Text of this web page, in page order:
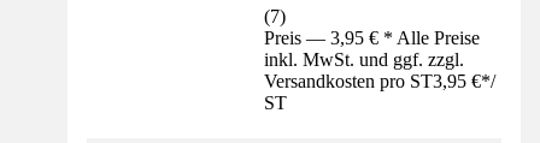
(7)
Preis — 3,95 € * Alle Preise
inkl. MwSt. und ggf. zzgl.
Versandkosten pro ST3,95 €*/
ST